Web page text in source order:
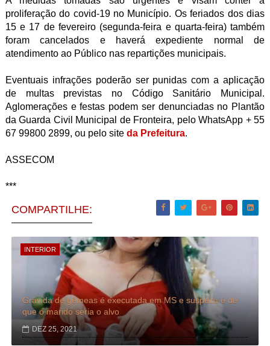
proliferação do covid-19 no Município. Os feriados dos dias
15 e 17 de fevereiro (segunda-feira e quarta-feira) também
foram cancelados e haverá expediente normal de
atendimento ao Público nas repartições municipais.
Eventuais infrações poderão ser punidas com a aplicação
de multas previstas no Código Sanitário Municipal.
Aglomerações e festas podem ser denunciadas no Plantão
da Guarda Civil Municipal de Fronteira, pelo WhatsApp + 55
67 99800 2899, ou pelo site da Prefeitura.
ASSECOM
***
COMPARTILHE:
INTERIOR
Grávida de gêmeas é executada em MS e suspeita é de
que o marido seria o alvo
DEZ 25, 2021